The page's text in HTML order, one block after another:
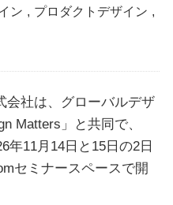
ン , プロダクトデザイン ,
会社は、グローバルデザ
Matters」と共同で、
年11月14日と15日の2日
セミナースペースで開